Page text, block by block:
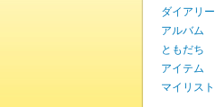
ダイアリー
アルバム
ともだち
アイテム
マイリスト